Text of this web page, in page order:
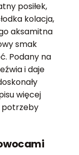
posiłek,
kolacja,
aksamitna
smak
Podany na
i daje
więcej
potrzeby